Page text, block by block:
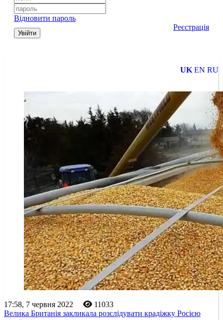
Відновити пароль
Увійти
Реєстрація
UK EN RU
17:58, 7 червня 2022
11033
Велика Британія закликала розслідувати крадіжку Росією